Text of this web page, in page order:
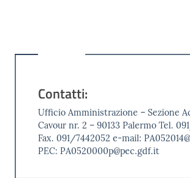
Contatti:
Ufficio Amministrazione – Sezione
Cavour nr. 2 – 90133 Palermo Tel.
Fax. 091/7442052 e-mail:
PEC: PA0520000p@pec.gdf.it